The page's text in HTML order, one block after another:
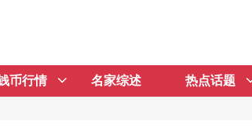
首 页
币行情 名家综述 热点话题